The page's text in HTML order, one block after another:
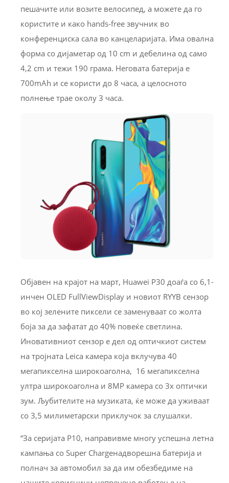
пешачите или возите велосипед, а можете да го
користите и како hands-free звучник во
конференциска сала во канцеларијата. Има овална
форма со дијаметар од 10 cm и дебелина од само
4,2 cm и тежи 190 грама. Неговата батерија е
700mAh и се користи до 8 часа, а целосното
полнење трае околу 3 часа.
Објавен на крајот на март, Huawei P30 доаѓа со 6,1-
инчен OLED FullViewDisplay и новиот RYYB сензор
во кој зелените пиксели се заменуваат со жолта
боја за да зафатат до 40% повеќе светлина.
Иновативниот сензор е дел од оптичкиот систем
на тројната Leica камера која вклучува 40
мегапикселна широкоаголна, 16 мегапикселна
ултра широкоаголна и 8MP камера со 3x оптички
зум. Љубителите на музиката, ќе може да уживаат
со 3,5 милиметарски приклучок за слушалки.
“За серијата P10, направивме многу успешна летна
кампања со Super Chargeнадворешна батерија и
полнач за автомобил за да им обезбедиме на